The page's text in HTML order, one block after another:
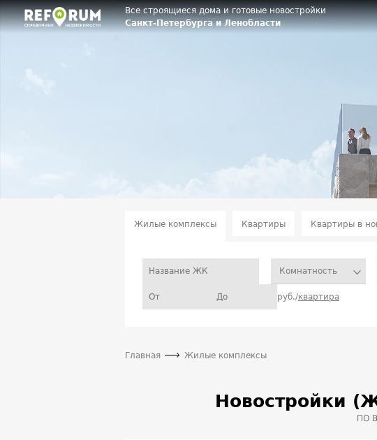
Все строящиеся дома и готовые новостройки
Санкт-Петербурга и Ленобласти
Жилые комплексы Квартиры Квартиры в
Комнатность
руб./квартира
Главная Жилые комплексы
Новостройки
ПО